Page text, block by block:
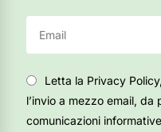
Letta la Privacy
l’invio a mezzo email,
comunicazioni